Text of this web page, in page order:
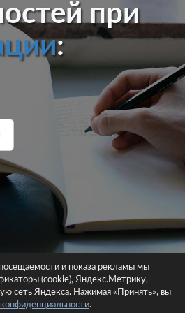
при
:
соглашение|Политика
и показа рекламы мы
(cookie), Яндекс.Метрику,
сеть Яндекса. Нажимая «Принять», вы
.